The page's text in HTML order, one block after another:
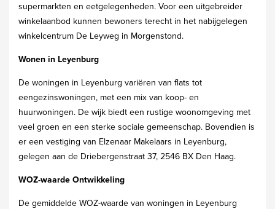
supermarkten en eetgelegenheden. Voor een uitgebreider
winkelaanbod kunnen bewoners terecht in het nabijgelegen
winkelcentrum De Leyweg in Morgenstond.
Wonen in Leyenburg
De woningen in Leyenburg variëren van flats tot
eengezinswoningen, met een mix van koop- en
huurwoningen. De wijk biedt een rustige woonomgeving met
veel groen en een sterke sociale gemeenschap. Bovendien is
er een vestiging van Elzenaar Makelaars in Leyenburg,
gelegen aan de Driebergenstraat 37, 2546 BX Den Haag.
WOZ-waarde Ontwikkeling
De gemiddelde WOZ-waarde van woningen in Leyenburg